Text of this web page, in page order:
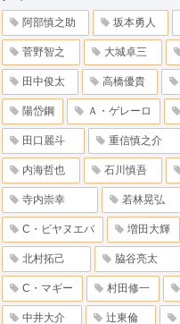
阿部慎之助 坂本勇人
菅野智之 大城卓三
田中俊太 高橋優貴
陽岱鋼 Ａ・ゲレーロ
田口麗斗 重信慎之介
内海哲也 石川慎吾
寺内崇幸 若林晃弘
C・ビヤヌエバ 増田大輝
北村拓己 脇谷亮太
C・マギー 村田修一
中井大介 辻東倫